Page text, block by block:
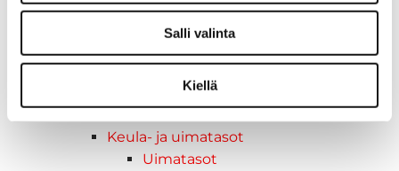
Salli valinta
Kiellä
Jätevesi
Kansiruuvikkeiden varaosat
Polttoaine
Kansiruuvikkeitten varaosat
Keula- ja uimatasot
Uimatasot